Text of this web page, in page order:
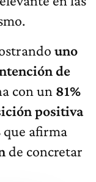
uno
de
con un 81%
positiva
que afirma
de concretar